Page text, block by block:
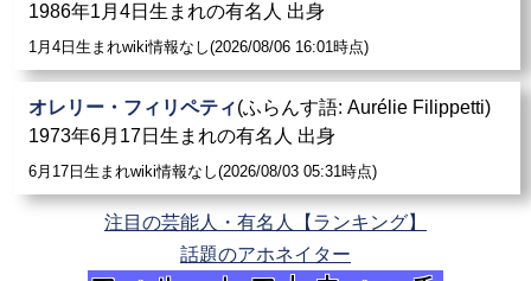
1986年1月4日生まれの有名人 出身
1月4日生まれwiki情報なし(2026/08/06 16:01時点)
オレリー・フィリペティ(ふらんす語: Aurélie Filippetti)
1973年6月17日生まれの有名人 出身
6月17日生まれwiki情報なし(2026/08/03 05:31時点)
注目の芸能人・有名人【ランキング】
話題のアホネイター